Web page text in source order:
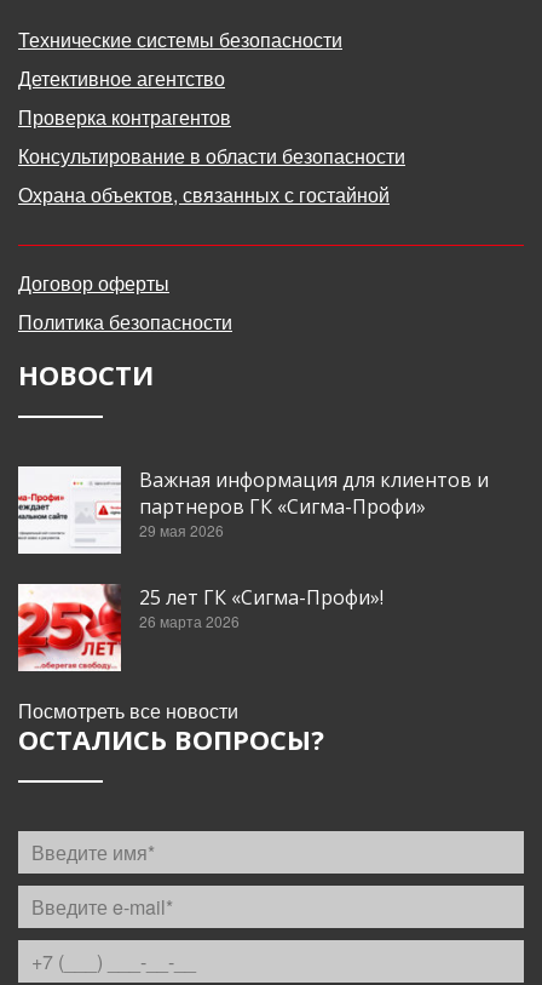
Технические системы безопасности
Детективное агентство
Проверка контрагентов
Консультирование в области безопасности
Охрана объектов, связанных с гостайной
Договор оферты
Политика безопасности
НОВОСТИ
Важная информация для клиентов и
партнеров ГК «Сигма-Профи»
29 мая 2026
25 лет ГК «Сигма-Профи»!
26 марта 2026
Посмотреть все новости
ОСТАЛИСЬ ВОПРОСЫ?